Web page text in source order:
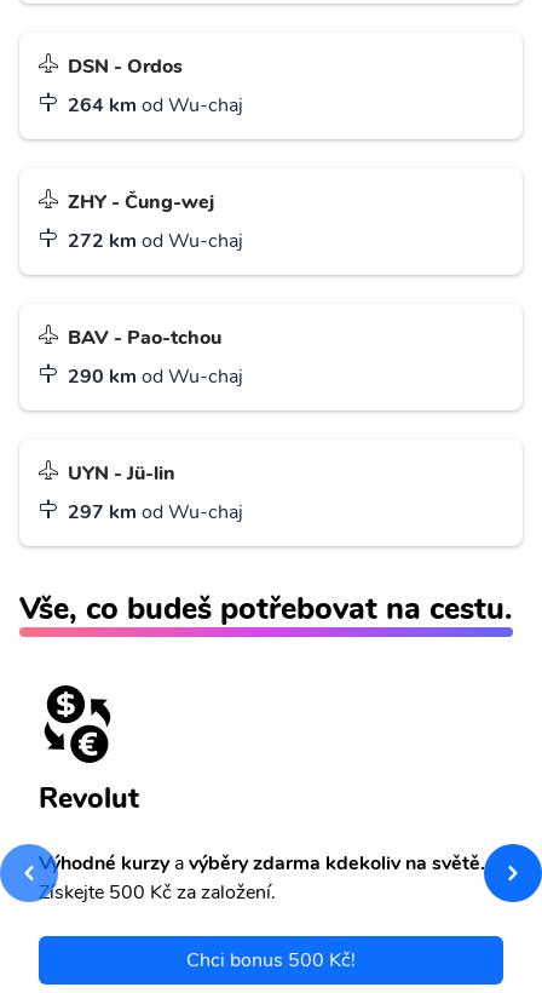
DSN - Ordos
264 km od Wu-chaj
ZHY - Čung-wej
272 km od Wu-chaj
BAV - Pao-tchou
290 km od Wu-chaj
UYN - Jü-lin
297 km od Wu-chaj
Vše, co budeš potřebovat na cestu.
Revolut
Výhodné kurzyavýběry zdarma kdekoliv na světě.
Získejte 500 Kč za založení.
Chci bonus 500 Kč!